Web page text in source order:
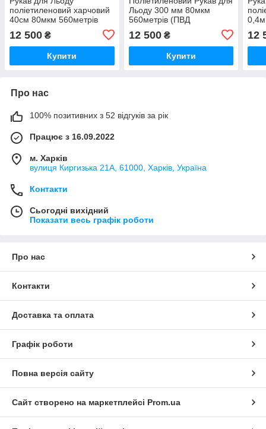
поліетиленовий харчовий
40см 80мкм 560метрів
харчовий)
12 500 ₴
Купити
Льоду 300 мм 80мкм
560метрів (ПВД
12 500₴
Купити
0,4м
12
Про нас
100% позитивних з 52 відгуків за рік
Працює з 16.09.2022
м. Харків
вулиця Киргизька 21А, 61000, Харків, Україна
Контакти
Сьогодні вихідний
Показати весь графік роботи
Про нас
Контакти
Доставка та оплата
Графік роботи
Повна версія сайту
Сайт створено на маркетплейсі Prom.ua